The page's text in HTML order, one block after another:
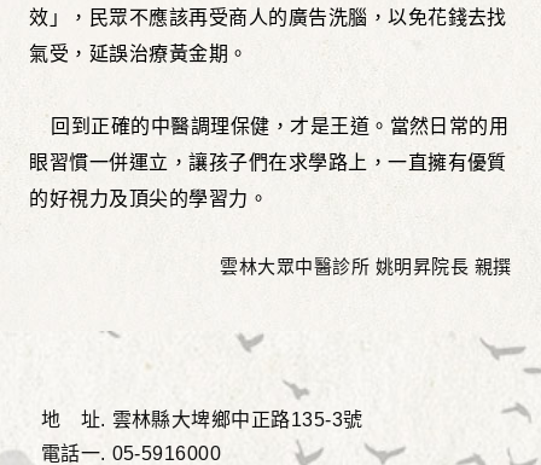
效」，民眾不應該再受商人的廣告洗腦，以免花錢去找
氣受，延誤治療黃金期。
回到正確的中醫調理保健，才是王道。當然日常的用
眼習慣一併運立，讓孩子們在求學路上，一直擁有優質
的好視力及頂尖的學習力。
雲林大眾中醫診所 姚明昇院長 親撰
地 址. 雲林縣大埤鄉中正路135-3號
電話一. 05-5916000